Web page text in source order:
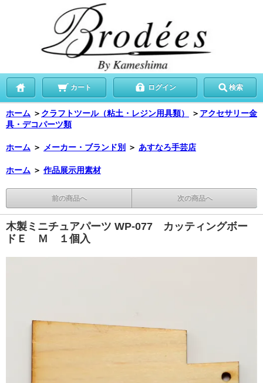
カート ログイン 検索
ホーム ＞ クラフトツール（粘土・レジン用具類） ＞ アクセサリー金
具・デコパーツ類
ホーム ＞ メーカー・ブランド別 ＞ あすなろ手芸店
ホーム ＞ 作品展示用素材
前の商品へ 次の商品へ
木製ミニチュアパーツ WP-077 カッティングボー
ドＥ Ｍ １個入